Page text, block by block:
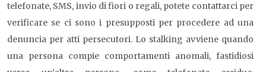
telefonate, SMS, invio di fiori o regali, potete contattarci per
verificare se ci sono i presupposti per procedere ad una
denuncia per atti persecutori. Lo stalking avviene quando
una persona compie comportamenti anomali, fastidiosi